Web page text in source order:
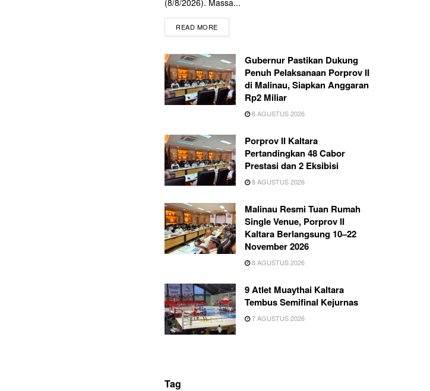
(8/8/2026). Massa...
READ MORE
Gubernur Pastikan Dukung
Penuh Pelaksanaan Porprov II
di Malinau, Siapkan Anggaran
Rp2 Miliar
8 AGUSTUS 2026
Porprov II Kaltara
Pertandingkan 48 Cabor
Prestasi dan 2 Eksibisi
8 AGUSTUS 2026
Malinau Resmi Tuan Rumah
Single Venue, Porprov II
Kaltara Berlangsung 10–22
November 2026
8 AGUSTUS 2026
9 Atlet Muaythai Kaltara
Tembus Semifinal Kejurnas
7 AGUSTUS 2026
Tag